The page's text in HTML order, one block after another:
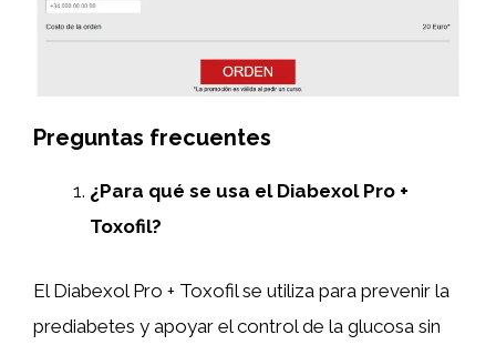
Preguntas frecuentes
¿Para qué se usa el Diabexol Pro +
Toxofil?
El Diabexol Pro + Toxofil se utiliza para prevenir la
prediabetes y apoyar el control de la glucosa sin